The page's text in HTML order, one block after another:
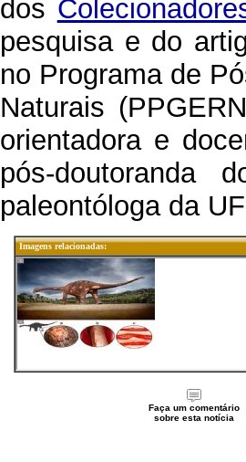
dos
pesquisa e do
no Programa de
Naturais
orientadora e
pós-doutoranda
paleontóloga da
Imagens relacionadas:
Faça um comentário
sobre esta notícia